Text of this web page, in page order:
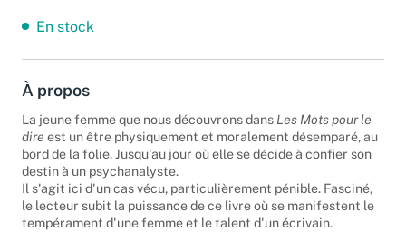
En stock
À propos
La jeune femme que nous découvrons dans Les Mots pour le
dire est un être physiquement et moralement désemparé, au
bord de la folie. Jusqu'au jour où elle se décide à confier son
destin à un psychanalyste.
Il s'agit ici d'un cas vécu, particulièrement pénible. Fasciné,
le lecteur subit la puissance de ce livre où se manifestent le
tempérament d'une femme et le talent d'un écrivain.